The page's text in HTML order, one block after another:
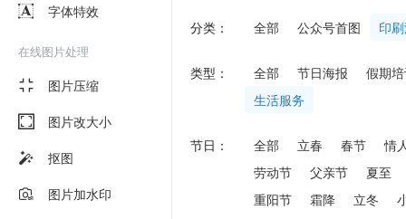
字体特效
在线图片处理
图片压缩
图片改大小
抠图
图片加水印
分类： 全部 公众号首图 印
类型： 全部 节日海报
假期
生活服务
节日： 全部 立春 春节
情
劳动节
父亲节
夏至
重阳节
霜降 立冬